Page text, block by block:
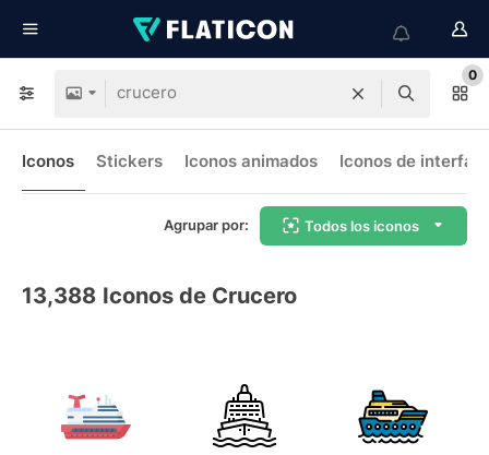
0
Iconos Stickers Iconos animados Iconos de interfaz
Agrupar por: Todos los iconos
13,388 Iconos de Crucero